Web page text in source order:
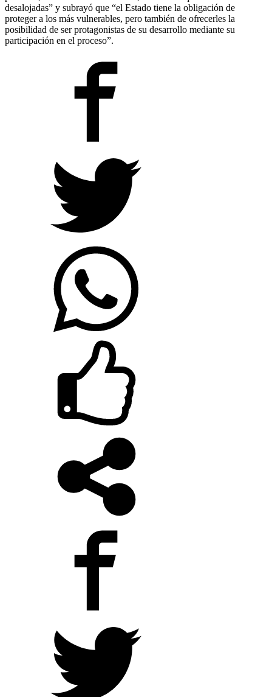
desalojadas” y subrayó que “el Estado tiene la obligación de
proteger a los más vulnerables, pero también de ofrecerles la
posibilidad de ser protagonistas de su desarrollo mediante su
participación en el proceso”.